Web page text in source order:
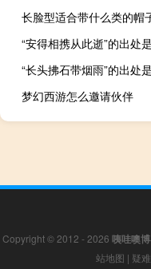
长脸型适合带什么类的帽
“安得相携从此逝”的出处
“长头拂石带烟雨”的出处
梦幻西游怎么邀请伙伴
Copyright © 2012 - 2026 咦哇噢
站地图 | 疑